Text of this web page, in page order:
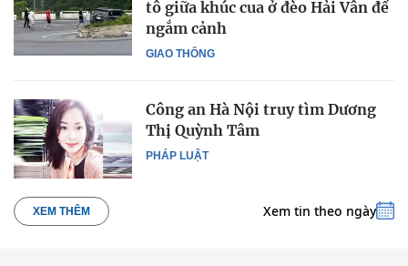
GIAO THÔNG
tô giữa khúc cua ở đèo Hải Vân để
ngắm cảnh
PHÁP LUẬT
Công an Hà Nội truy tìm Dương
Thị Quỳnh Tâm
XEM THÊM Xem tin theo ngày